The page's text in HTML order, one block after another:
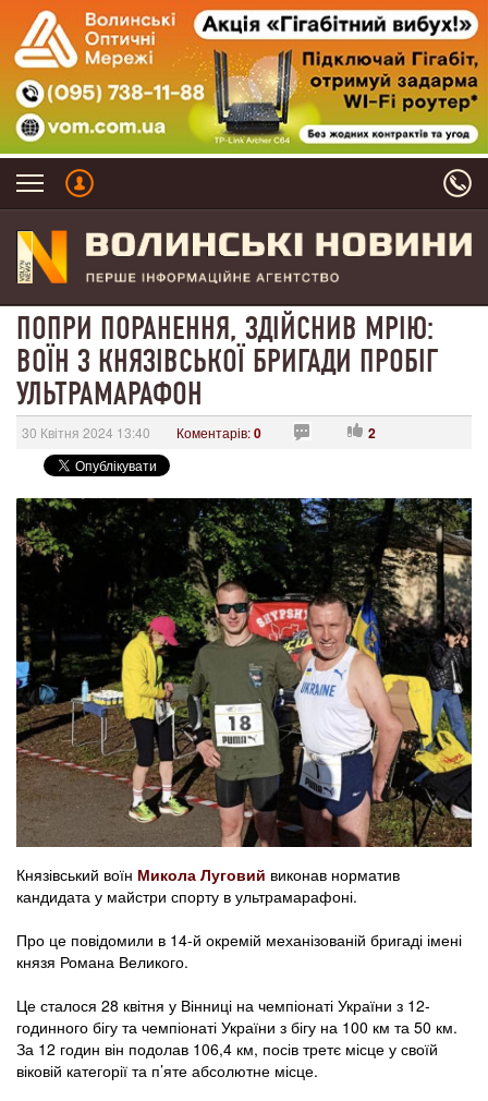
ПОПРИ ПОРАНЕННЯ, ЗДІЙСНИВ МРІЮ:
ВОЇН З КНЯЗІВСЬКОЇ БРИГАДИ ПРОБІГ
УЛЬТРАМАРАФОН
30 Квітня 2024 13:40 Коментарів:0 2
Князівський воїн Микола Луговий виконав норматив
кандидата у майстри спорту в ультрамарафоні.
Про це повідомили в 14-й окремій механізованій бригаді імені
князя Романа Великого.
Це сталося 28 квітня у Вінниці на чемпіонаті України з 12-
годинного бігу та чемпіонаті України з бігу на 100 км та 50 км.
За 12 годин він подолав 106,4 км, посів третє місце у своїй
віковій категорії та п’яте абсолютне місце.